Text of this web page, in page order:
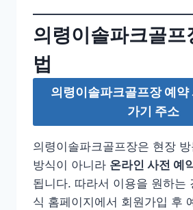
의령이솔파크골프
법
의령이솔파크골프장 예약
가기 주소
의령이솔파크골프장은 현장
방식이 아니라 온라인 사전 예
됩니다. 따라서 이용을 원하는
식 홈페이지에서 회원가입 후